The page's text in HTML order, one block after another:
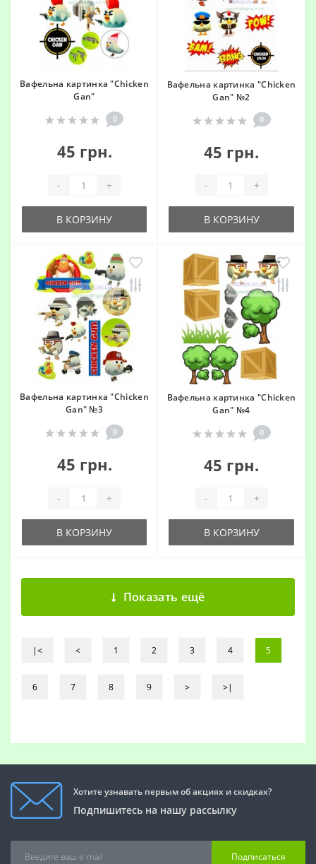
Вафельна картинка "Chicken
Gan"
0
45 грн.
- +
В КОРЗИНУ
Вафельна картинка "Chicken
Gan" №2
0
45 грн.
- +
В КОРЗИНУ
Вафельна картинка "Chicken
Gan" №3
0
45 грн.
- +
В КОРЗИНУ
Вафельна картинка "Chicken
Gan" №4
0
45 грн.
- +
В КОРЗИНУ
Показать ещё
|< < 1 2 3 4 5
6 7 8 9 > >|
Хотите узнавать первым об акциях и скидках?
Подпишитесь на нашу рассылку
Подписаться